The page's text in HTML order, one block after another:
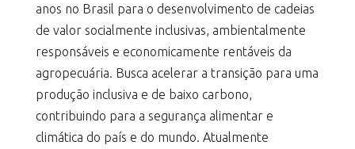
anos no Brasil para o desenvolvimento de cadeias
de valor socialmente inclusivas, ambientalmente
responsáveis e economicamente rentáveis da
agropecuária. Busca acelerar a transição para uma
produção inclusiva e de baixo carbono,
contribuindo para a segurança alimentar e
climática do país e do mundo. Atualmente